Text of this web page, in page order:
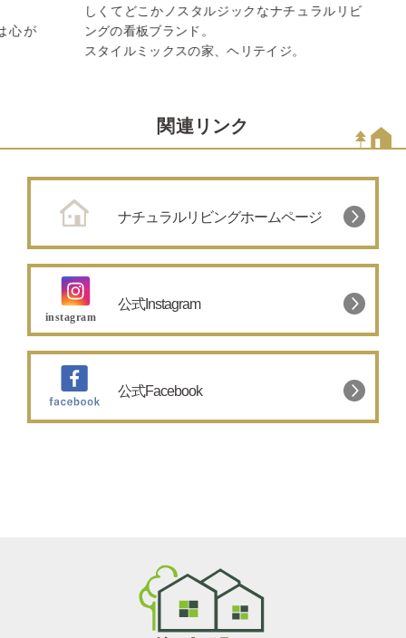
が
しくてどこかノスタルジックなナチュラルリビ
ングの看板ブランド。
スタイルミックスの家、ヘリテイジ。
関連リンク
ナチュラルリビングホームページ
公式Instagram
公式Facebook